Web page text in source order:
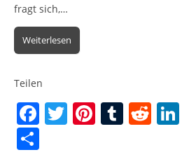
fragt sich,…
Weiterlesen
Teilen
F T Pi T R